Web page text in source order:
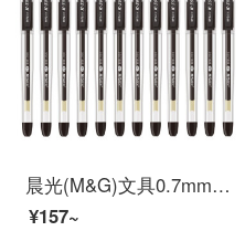
晨光(M&G)文具0.7mm黑色中性笔 经典子弹头签字笔 办公水笔 12支/盒K39
¥157~